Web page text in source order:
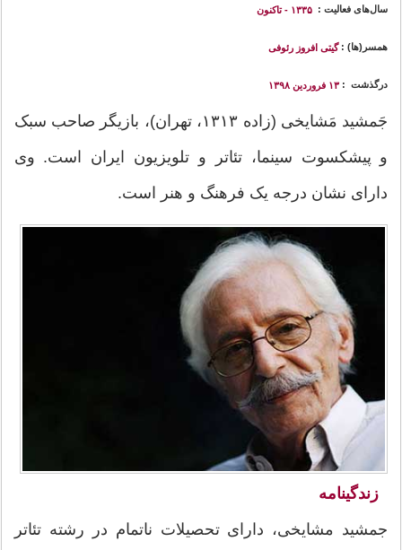
سال‌های فعالیت :
همسر(ها) :گیتی افروز رئوفی
درگذشت : ۱۳ فروردین ۱۳۹۸
جَمشید مَشایخی (زاده ۱۳۱۳، تهران)، بازیگر صاحب سبک
و پیشکسوت سینما، تئاتر و تلویزیون ایران است. وی
دارای نشان درجه یک فرهنگ و هنر است.
زندگینامه
جمشید مشایخی، دارای تحصیلات ناتمام در رشته تئاتر